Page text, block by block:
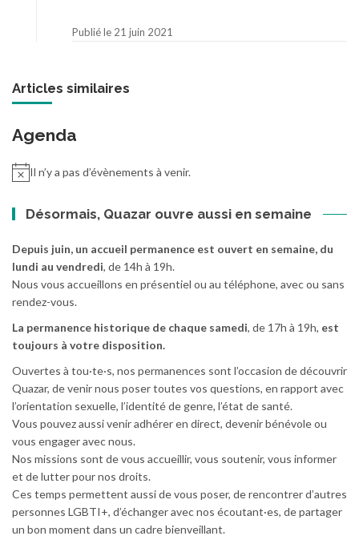
Publié le 21 juin 2021
Articles similaires
Agenda
Il n’y a pas d’évènements à venir.
Désormais, Quazar ouvre aussi en semaine
Depuis juin, un accueil permanence est ouvert en semaine, du
lundi au vendredi, de 14h à 19h.
Nous vous accueillons en présentiel ou au téléphone, avec ou sans
rendez-vous.
La permanence historique de chaque samedi, de 17h à 19h, est
toujours à votre disposition.
Ouvertes à tou·te·s, nos permanences sont l’occasion de découvrir
Quazar, de venir nous poser toutes vos questions, en rapport avec
l’orientation sexuelle, l’identité de genre, l’état de santé.
Vous pouvez aussi venir adhérer en direct, devenir bénévole ou
vous engager avec nous.
Nos missions sont de vous accueillir, vous soutenir, vous informer
et de lutter pour nos droits.
Ces temps permettent aussi de vous poser, de rencontrer d’autres
personnes LGBTI+, d’échanger avec nos écoutant·es, de partager
un bon moment dans un cadre bienveillant.